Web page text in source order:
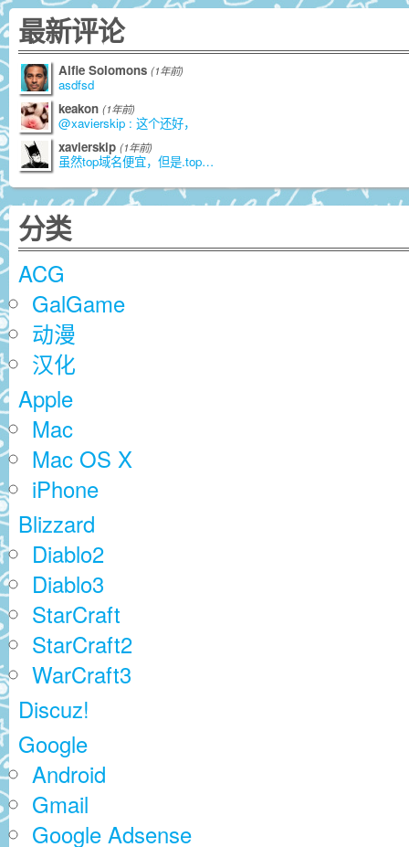
最新评论
Alfie Solomons (1年前)
asdfsd
keakon (1年前)
@xavierskip : 这个还好，
xavierskip (1年前)
虽然top域名便宜，但是.top是由江苏
分类
ACG
GalGame
动漫
汉化
Apple
Mac
Mac OS X
iPhone
Blizzard
Diablo2
Diablo3
StarCraft
StarCraft2
WarCraft3
Discuz!
Google
Android
Gmail
Google Adsense